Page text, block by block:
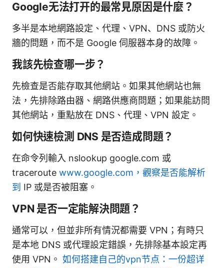
Google无法打开的最常見原因是什麼？
多半是本地網路設定、代理、VPN、DNS 或防火
牆的問題，而不是 Google 伺服器本身的故障。
我該先檢查哪一步？
先檢查是否能存取其他網站。如果其他網站也無
法，先排除路由器、網路供應商問題；如果能訪問
其他網站，重點放在 DNS、代理、VPN 設定。
如何快速檢測 DNS 是否造成問題？
在命令列輸入 nslookup google.com 或
traceroute www.google.com，觀察是否能解析
到 IP 或是否被阻塞。
VPN 是否一定能解決問題？
通常可以，但並非所有情況都需要 VPN；有時只
是本地 DNS 或代理設定錯誤，先排除基本設定再
使用 VPN。 如何搭建自己的vpn节点：一份超详